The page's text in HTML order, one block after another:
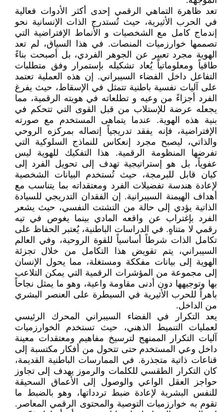
تعد ظاهرة التماهي الرقمي إحدى أكثر الأدوات فعالية
في الحرب الأثيرية، حيث تُستدرج الذات الإنسانية نحو
إندماج كامل مع الشخصيات و الأنماط الإفتراضية التي
تصممها خوارزميات المنصات. في هذا السياق، لم تعد
الهوية مجرد تعبير عن الجوهر الفردي، بل أصبحت بناءً
طاقياً ومعلوماتياً يُعاد تشكيله بإستمرار وفق متطلبات
التفاعل داخل الفضاء السيبراني. إن هذه العملية تعتمد
على آليات نفسية باطنية تتمثل في الإسقاط، حيث يفرغ
الفرد أجزاءً من وعيه و تطلعاته في هويته الرقمية، مما
يجعله عرضة للإستلاب من قبل القوى التي تتحكم في
بنية هذه الهوية. عندما يتماهى المستخدم مع صورته
الإفتراضية، فإنه يفقد تدريجياً إتصاله بمركزه الروحي
والذاتي، ليصبح مجرد إنعكاس للنماذج السلوكية التي
تفرضها المنظومة الرقمية. هذا التفكيك للهوية ليس
عفوياً، بل هو إستراتيجية تهدف إلى تحويل الفرد إلى
كيان قابل للبرمجة، حيث تُستخدم البيانات الشخصية
لإعادة هندسة تفضيلات الفرد ومعتقداته بما يتناسب مع
أهداف الهيمنة السيبرانية. إن الفقدان التدريجي للسيادة
الذاتية يؤدي إلى حالة من التشتت النفسي، حيث يشعر
الفرد بإغتراب عن واقعه المادي بينما يغوص في تيه
رقمي لا متناهٍ. في الدراسات الباطنية، يُعتبر الحفاظ على
تكامل الذات شرطاً أساسياً للقوة الروحية، وفي العالم
السيبراني، يتم تقويض هذا التكامل من خلال تجزئة
الهوية إلى بيانات مفككة ومستغلة، مما يحول الإنسان
إلى مجموعة من المؤشرات الرقمية التي يمكن التلاعب
بها وتوجيهها دون أدنى مقاومة واعية، وهو ما يمثل نجاحاً
باهراً للحرب الأثيرية في السيطرة على العنصر البشري
من الداخل.
يعد التكرار في الفضاء السيبراني المحرك الرئيسي
لعمليات التنميط الذهني، حيث تستخدم الخوارزميات
آليات التكرار الممنهج لترسيخ مفاهيم ومعتقدات معينة
داخل وعي المستخدم حتى تتحول من أفكار مكتسبة إلى
قناعات ذاتية متجذرة. في الممارسات الباطنية القديمة،
كان التكرار الطقسي للكلمات والرموز يهدف إلى تجاوز
حواجز العقل الواعي والوصول إلى الأعماق السحيقة
للنفس البشرية لإعادة ضبط تردداتها، وهو بالضبط ما
تقوم به خوارزميات التوصية والمحتوى الرقمي المعاصر.